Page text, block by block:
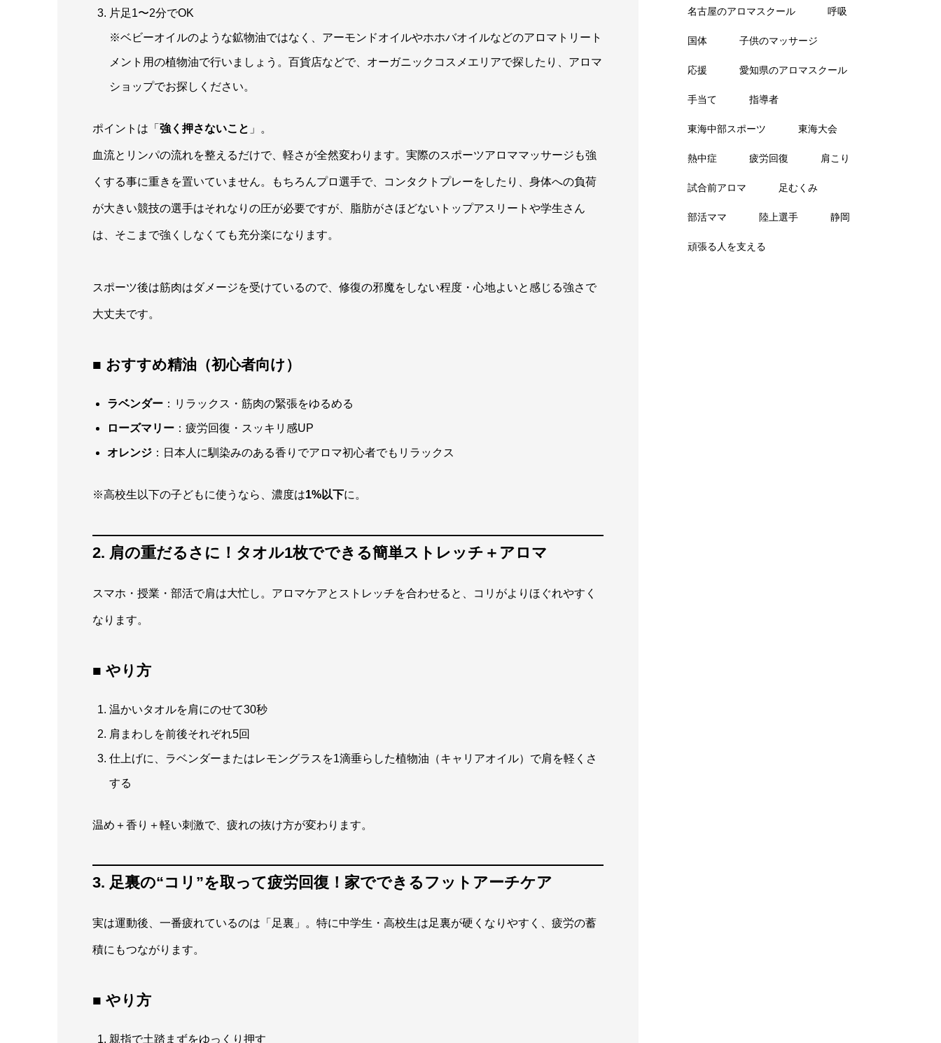
片足1〜2分でOK
※ベビーオイルのような鉱物油ではなく、アーモンドオイルやホホバオイルなどのアロマトリート
メント用の植物油で行いましょう。百貨店などで、オーガニックコスメエリアで探したり、アロマ
ショップでお探しください。
ポイントは「 強く押さないこと 」。
血流とリンパの流れを整えるだけで、軽さが全然変わります。実際のスポーツアロママッサージも強
くする事に重きを置いていません。もちろんプロ選手で、コンタクトプレーをしたり、身体への負荷
が大きい競技の選手はそれなりの圧が必要ですが、脂肪がさほどないトップアスリートや学生さん
は、そこまで強くしなくても充分楽になります。
スポーツ後は筋肉はダメージを受けているので、修復の邪魔をしない程度・心地よいと感じる強さで
大丈夫です。
■ おすすめ精油（初心者向け）
ラベンダー：リラックス・筋肉の緊張をゆるめる
ローズマリー：疲労回復・スッキリ感UP
オレンジ：日本人に馴染みのある香りでアロマ初心者でもリラックス
※高校生以下の子どもに使うなら、濃度は1%以下に。
2. 肩の重だるさに！タオル1枚でできる簡単ストレッチ＋アロマ
スマホ・授業・部活で肩は大忙し。アロマケアとストレッチを合わせると、コリがよりほぐれやすく
なります。
■ やり方
温かいタオルを肩にのせて30秒
肩まわしを前後それぞれ5回
仕上げに、ラベンダーまたはレモングラスを1滴垂らした植物油（キャリアオイル）で肩を軽くさ
する
温め＋香り＋軽い刺激で、疲れの抜け方が変わります。
3. 足裏の“コリ”を取って疲労回復！家でできるフットアーチケア
実は運動後、一番疲れているのは「足裏」。特に中学生・高校生は足裏が硬くなりやすく、疲労の蓄
積にもつながります。
■ やり方
親指で土踏まずをゆっくり押す
名古屋のアロマスクール 呼吸
国体 子供のマッサージ
応援 愛知県のアロマスクール
手当て 指導者
東海中部スポーツ 東海大会
熱中症 疲労回復 肩こり
試合前アロマ 足むくみ
部活ママ 陸上選手 静岡
頑張る人を支える